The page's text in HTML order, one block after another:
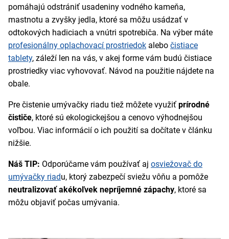
pomáhajú odstrániť usadeniny vodného kameňa,
mastnotu a zvyšky jedla, ktoré sa môžu usádzať v
odtokových hadiciach a vnútri spotrebiča. Na výber máte
profesionálny oplachovací prostriedok alebo čistiace
tablety, záleží len na vás, v akej forme vám budú čistiace
prostriedky viac vyhovovať. Návod na použitie nájdete na
obale.
Pre čistenie umývačky riadu tiež môžete využiť prírodné
čističe, ktoré sú ekologickejšou a cenovo výhodnejšou
voľbou. Viac informácií o ich použití sa dočítate v článku
nižšie.
Náš TIP: Odporúčame vám používať aj osviežovač do
umývačky riadu, ktorý zabezpečí sviežu vôňu a pomôže
neutralizovať akékoľvek nepríjemné zápachy, ktoré sa
môžu objaviť počas umývania.